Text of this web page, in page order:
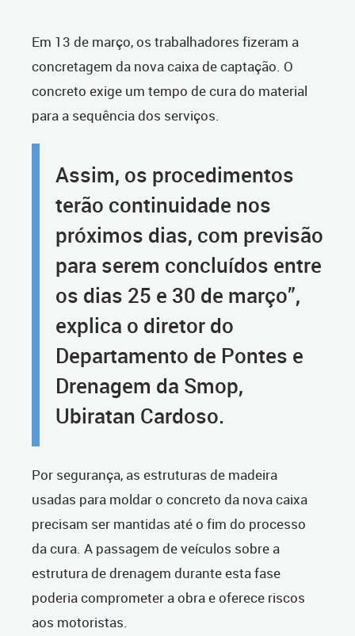
Em 13 de março, os trabalhadores fizeram a
concretagem da nova caixa de captação. O
concreto exige um tempo de cura do material
para a sequência dos serviços.
Assim, os procedimentos
terão continuidade nos
próximos dias, com previsão
para serem concluídos entre
os dias 25 e 30 de março”,
explica o diretor do
Departamento de Pontes e
Drenagem da Smop,
Ubiratan Cardoso.
Por segurança, as estruturas de madeira
usadas para moldar o concreto da nova caixa
precisam ser mantidas até o fim do processo
da cura. A passagem de veículos sobre a
estrutura de drenagem durante esta fase
poderia comprometer a obra e oferece riscos
aos motoristas.